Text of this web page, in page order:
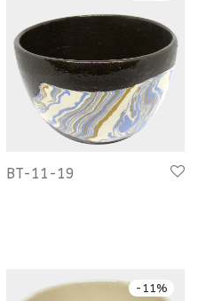
BT-11-19
- 11%